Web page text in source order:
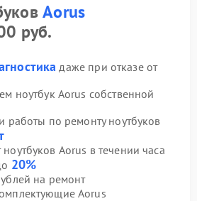
Aorus
руб.
даже при отказе от
ноутбук Aorus собственной
работы по ремонту ноутбуков
Aorus в течении часа
20%
на ремонт
Aorus